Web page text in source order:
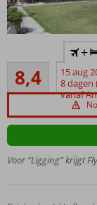
Direct
aan het
gelegen
loopafstand
van Nidri
8,4
Zeer goed
82
beoordelingen
+
15 aug
8 dagen
vanaf
Voor “Ligging” krijgt